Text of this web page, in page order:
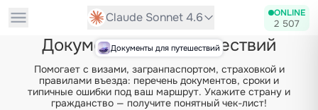
Claude Sonnet 4.6 ONLINE
2 507
Документы для путешествий
Документы для путешествий
Помогает с визами, загранпаспортом, страховкой и
правилами въезда: перечень документов, сроки и
типичные ошибки под ваш маршрут. Укажите страну и
гражданство — получите понятный чек-лист!